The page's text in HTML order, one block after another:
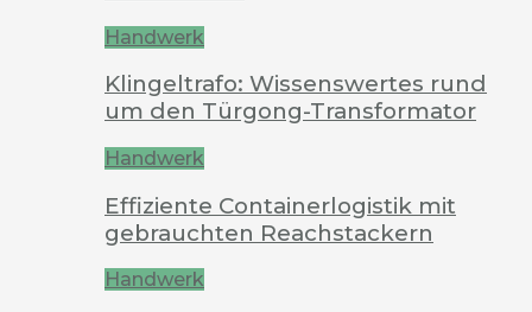
Handwerk
Klingeltrafo: Wissenswertes rund
um den Türgong-Transformator
Handwerk
Effiziente Containerlogistik mit
gebrauchten Reachstackern
Handwerk